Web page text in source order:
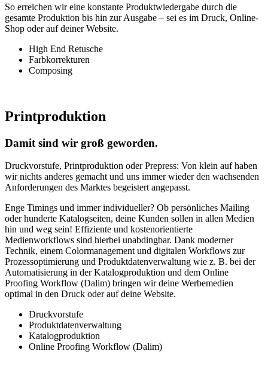
So erreichen wir eine konstante Produktwiedergabe durch die
gesamte Produktion bis hin zur Ausgabe – sei es im Druck, Online-
Shop oder auf deiner Website.
High End Retusche
Farbkorrekturen
Composing
Printproduktion
Damit sind wir groß geworden.
Druckvorstufe, Printproduktion oder Prepress: Von klein auf haben
wir nichts anderes gemacht und uns immer wieder den wachsenden
Anforderungen des Marktes begeistert angepasst.
Enge Timings und immer individueller? Ob persönliches Mailing
oder hunderte Katalogseiten, deine Kunden sollen in allen Medien
hin und weg sein! Effiziente und kostenorientierte
Medienworkflows sind hierbei unabdingbar. Dank moderner
Technik, einem Colormanagement und digitalen Workflows zur
Prozessoptimierung und Produktdatenverwaltung wie z. B. bei der
Automatisierung in der Katalogproduktion und dem Online
Proofing Workflow (Dalim) bringen wir deine Werbemedien
optimal in den Druck oder auf deine Website.
Druckvorstufe
Produktdatenverwaltung
Katalogproduktion
Online Proofing Workflow (Dalim)